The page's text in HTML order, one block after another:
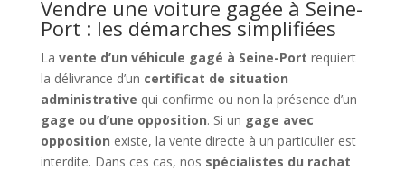
Vendre une voiture gagée à Seine-
Port : les démarches simplifiées
La vente d’un véhicule gagé à Seine-Port requiert
la délivrance d’un certificat de situation
administrative qui confirme ou non la présence d’un
gage ou d’une opposition. Si un gage avec
opposition existe, la vente directe à un particulier est
interdite. Dans ces cas, nos spécialistes du rachat